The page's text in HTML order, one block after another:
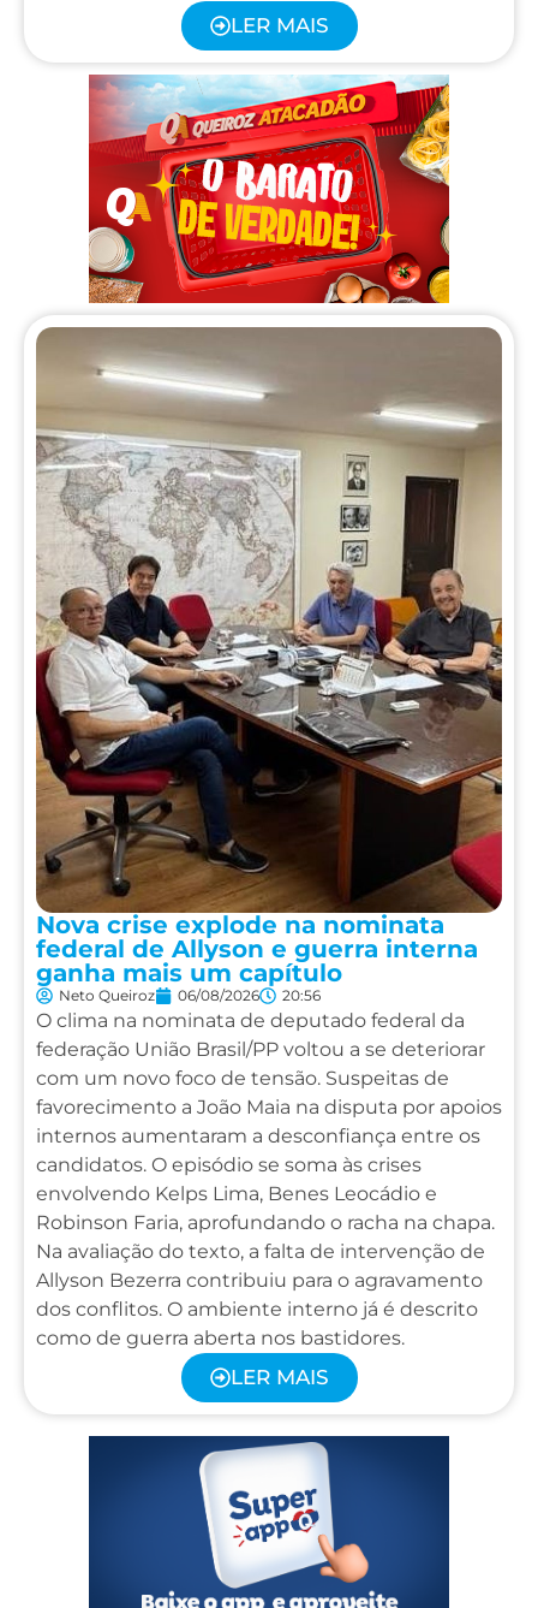
LER MAIS
Nova crise explode na nominata
federal de Allyson e guerra interna
ganha mais um capítulo
Neto Queiroz 06/08/2026 20:56
O clima na nominata de deputado federal da
federação União Brasil/PP voltou a se deteriorar
com um novo foco de tensão. Suspeitas de
favorecimento a João Maia na disputa por apoios
internos aumentaram a desconfiança entre os
candidatos. O episódio se soma às crises
envolvendo Kelps Lima, Benes Leocádio e
Robinson Faria, aprofundando o racha na chapa.
Na avaliação do texto, a falta de intervenção de
Allyson Bezerra contribuiu para o agravamento
dos conflitos. O ambiente interno já é descrito
como de guerra aberta nos bastidores.
LER MAIS